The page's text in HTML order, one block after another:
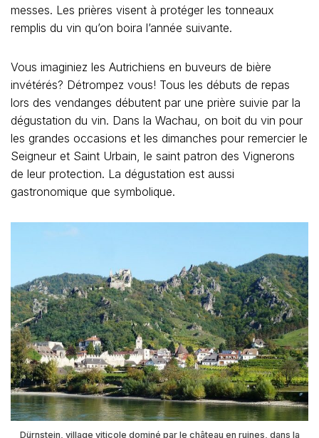
messes. Les prières visent à protéger les tonneaux
remplis du vin qu’on boira l’année suivante.
Vous imaginiez les Autrichiens en buveurs de bière
invétérés? Détrompez vous! Tous les débuts de repas
lors des vendanges débutent par une prière suivie par la
dégustation du vin. Dans la Wachau, on boit du vin pour
les grandes occasions et les dimanches pour remercier le
Seigneur et Saint Urbain, le saint patron des Vignerons
de leur protection. La dégustation est aussi
gastronomique que symbolique.
Dürnstein, village viticole dominé par le château en ruines, dans la